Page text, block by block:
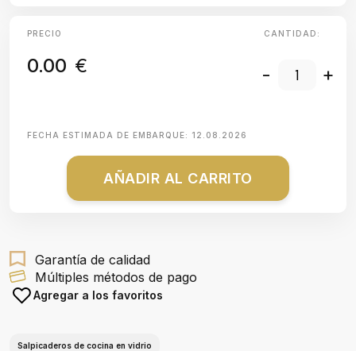
PRECIO
0.00 €
CANTIDAD:
- +
FECHA ESTIMADA DE EMBARQUE: 12.08.2026
AÑADIR AL CARRITO
Garantía de calidad
Múltiples métodos de pago
Agregar a los favoritos
Salpicaderos de cocina en vidrio